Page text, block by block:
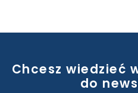
Chcesz wiedzieć
do